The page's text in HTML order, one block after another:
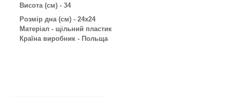
Висота (см) - 34
Розмір дна (см) - 24х24
Матеріал - щільний пластик
Країна виробник - Польща